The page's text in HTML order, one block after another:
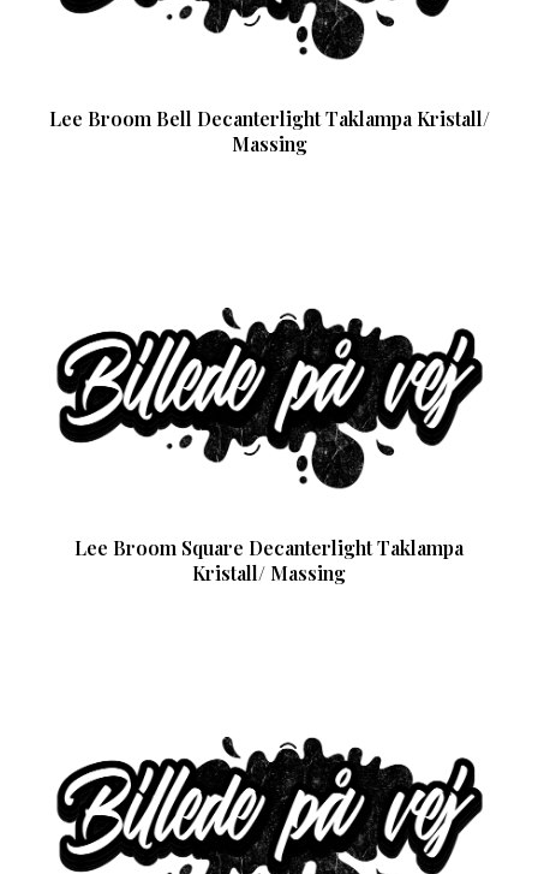
Lee Broom Bell Decanterlight Taklampa Kristall/
Massing
Lee Broom Square Decanterlight Taklampa
Kristall/ Massing